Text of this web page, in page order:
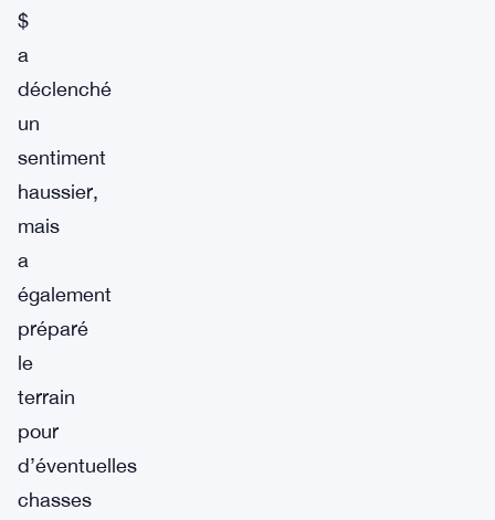
$
a
déclenché
un
sentiment
haussier,
mais
a
également
préparé
le
terrain
pour
d’éventuelles
chasses